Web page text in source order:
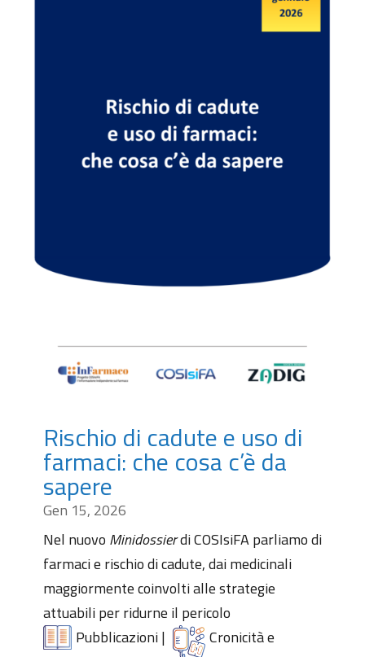
Rischio di cadute e uso di
farmaci: che cosa c’è da
sapere
Gen 15, 2026
Nel nuovo Minidossierdi COSIsiFA parliamo di
farmaci e rischio di cadute, dai medicinali
maggiormente coinvolti alle strategie
attuabili per ridurne il pericolo
Pubblicazioni|
Cronicità e